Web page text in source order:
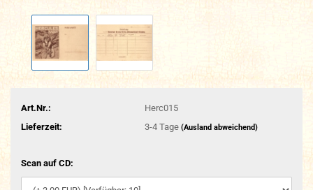
Art.Nr.:
Herc015
Lieferzeit:
3-4 Tage (Ausland abweichend)
Scan auf CD: